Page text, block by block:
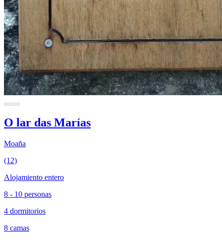
O lar das Marías
Moaña
(12)
Alojamiento entero
8 - 10 personas
4 dormitorios
8 camas